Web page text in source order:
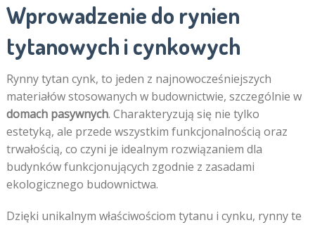
Wprowadzenie do rynien
tytanowych i cynkowych
Rynny tytan cynk, to jeden z najnowocześniejszych
materiałów stosowanych w budownictwie, szczególnie w
domach pasywnych. Charakteryzują się nie tylko
estetyką, ale przede wszystkim funkcjonalnością oraz
trwałością, co czyni je idealnym rozwiązaniem dla
budynków funkcjonujących zgodnie z zasadami
ekologicznego budownictwa.
Dzięki unikalnym właściwościom tytanu i cynku, rynny te